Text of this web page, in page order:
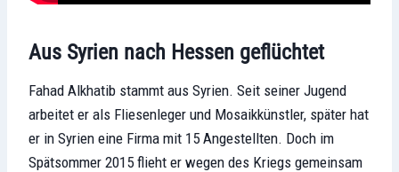
Aus Syrien nach Hessen geflüchtet
Fahad Alkhatib stammt aus Syrien. Seit seiner Jugend
arbeitet er als Fliesenleger und Mosaikkünstler, später hat
er in Syrien eine Firma mit 15 Angestellten. Doch im
Spätsommer 2015 flieht er wegen des Kriegs gemeinsam